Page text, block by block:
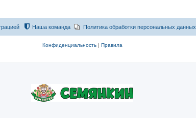
Политика обработки персональных данных
Наша команда
Конфиденциальность| Правила